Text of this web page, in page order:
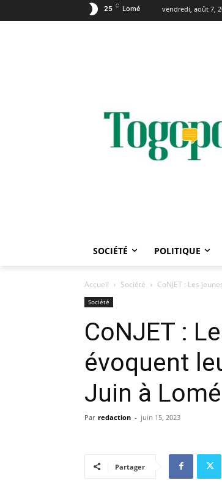
25 C Lomé vendredi, août 7,
SOCIÉTÉ POLITIQUE
Accueil Société CoNJET : Les
Société
CoNJET :
évoquent
Juin à Lomé
Par redaction - juin 15, 2023
Partager